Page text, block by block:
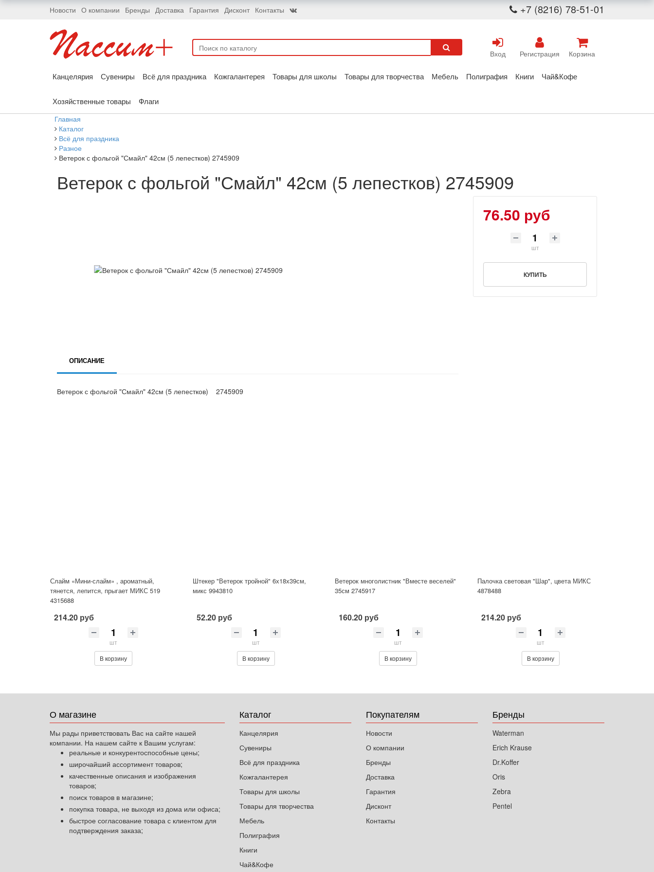
Новости О компании Бренды Доставка Гарантия Дисконт Контакты +7 (8216) 78-51-01
Вход Регистрация Корзина
Канцелярия Сувениры Всё для праздника Кожгалантерея Товары для школы Товары для творчества Мебель Полиграфия Книги Чай&Кофе
Хозяйственные товары Флаги
Главная
Каталог
Всё для праздника
Разное
Ветерок с фольгой "Смайл" 42см (5 лепестков) 2745909
Ветерок с фольгой "Смайл" 42см (5 лепестков) 2745909
76.50 руб
шт
КУПИТЬ
ОПИСАНИЕ
Ветерок с фольгой "Смайл" 42см (5 лепестков) 2745909
Слайм «Мини-слайм» , ароматный,
тянется, лепится, прыгает МИКС 519
4315688
214.20 руб
шт
В корзину
Штекер "Ветерок тройной" 6х18х39см,
микс 9943810
52.20 руб
шт
В корзину
Ветерок многолистник "Вместе веселей"
35см 2745917
160.20 руб
шт
В корзину
Палочка световая "Шар", цвета МИКС
4878488
214.20 руб
шт
В корзину
О магазине
Мы рады приветствовать Вас на сайте нашей
компании. На нашем сайте к Вашим услугам:
реальные и конкурентоспособные цены;
широчайший ассортимент товаров;
качественные описания и изображения
товаров;
поиск товаров в магазине;
покупка товара, не выходя из дома или офиса;
быстрое согласование товара с клиентом для
подтверждения заказа;
Каталог
Канцелярия
Сувениры
Всё для праздника
Кожгалантерея
Товары для школы
Товары для творчества
Мебель
Полиграфия
Книги
Чай&Кофе
Покупателям
Новости
О компании
Бренды
Доставка
Гарантия
Дисконт
Контакты
Бренды
Waterman
Erich Krause
Dr.Koffer
Oris
Zebra
Pentel